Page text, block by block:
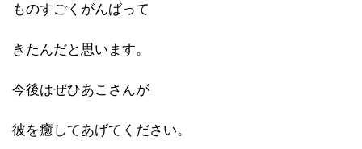
ものすごくがんばって
きたんだと思います。
今後はぜひあこさんが
彼を癒してあげてください。